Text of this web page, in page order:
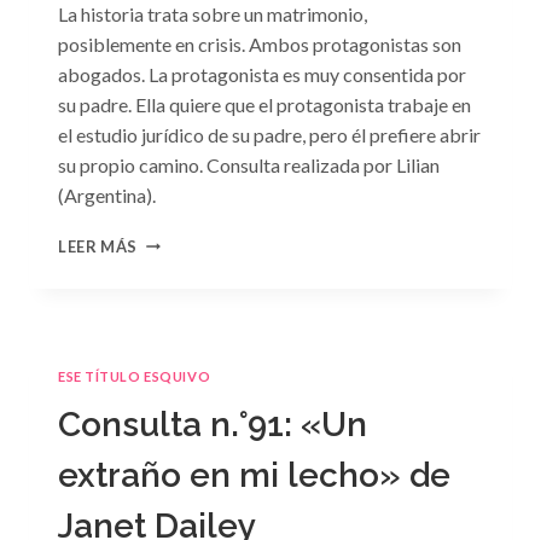
La historia trata sobre un matrimonio,
posiblemente en crisis. Ambos protagonistas son
abogados. La protagonista es muy consentida por
su padre. Ella quiere que el protagonista trabaje en
el estudio jurídico de su padre, pero él prefiere abrir
su propio camino. Consulta realizada por Lilian
(Argentina).
LEER MÁS CONSULTA
ESE TÍTULO ESQUIVO
Consulta n.°91: «Un
extraño en mi lecho» de
Janet Dailey